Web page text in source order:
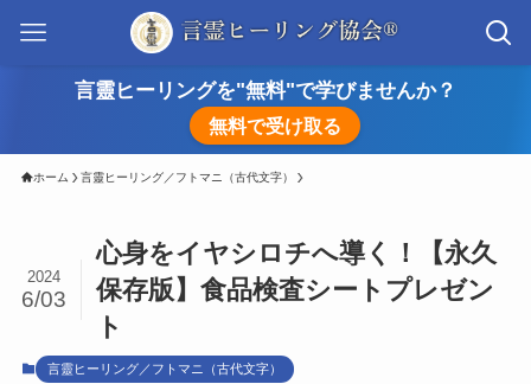
言靈ヒーリングを"無料"で学びませんか？
無料で受け取る
ホーム 言靈ヒーリング／フトマニ（古代文字）
心身をイヤシロチへ導く！【永久
保存版】食品検査シートプレゼン
ト
2024
6/03
言靈ヒーリング／フトマニ（古代文字）